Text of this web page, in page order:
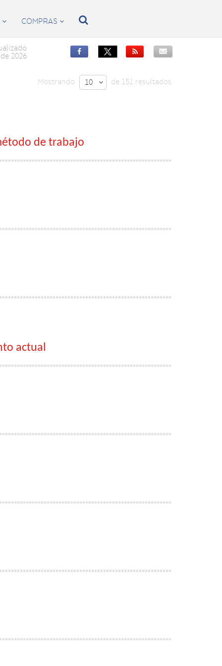
 COMPRAS  
2026


Mostrando 10  de 151 resultados
de trabajo
actual